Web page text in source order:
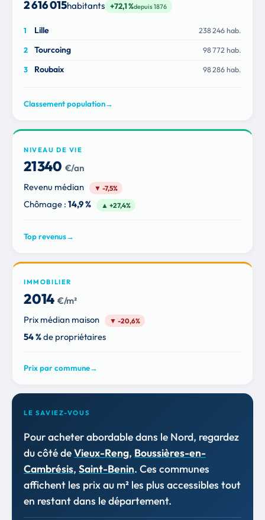
2 616 015habitants +72,1 %depuis 1876
Lille 238 246 hab.
Tourcoing 98 772 hab.
Roubaix 98 286 hab.
Classement population→
NIVEAU DE VIE
21 340 €/an
Revenu médian
▼ -7,5%
Chômage :14,9 % ▲ +27,4%
Top revenus→
IMMOBILIER
2 014 €/m²
Prix médian maison
▼ -20,6%
54 %de propriétaires
Prix par commune→
LE SAVIEZ-VOUS
Pour acheter abordable dans le Nord, regardez
du côté deVieux-Reng, Boussières-en-
Cambrésis,Saint-Benin. Ces communes
affichent les prix au m² les plus accessibles tout
en restant dans le département.